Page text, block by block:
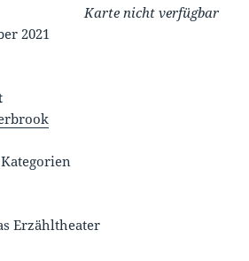
Karte nicht verfügbar
2021
Erzähltheater